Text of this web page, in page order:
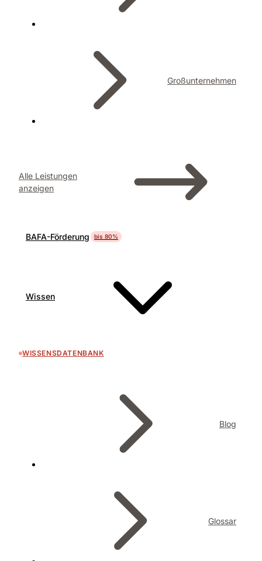
Großunternehmen
Alle Leistungen
anzeigen
BAFA-Förderung bis 80%
Wissen
WISSENSDATENBANK
Blog
Glossar